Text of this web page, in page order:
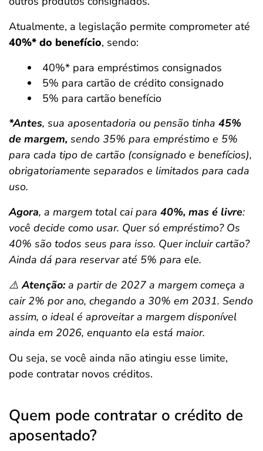
Atualmente, a legislação permite comprometer até
40%* do benefício, sendo:
40%* para empréstimos consignados
5% para cartão de crédito consignado
5% para cartão benefício
*Antes, sua aposentadoria ou pensão tinha 45%
de margem, sendo 35% para empréstimo e 5%
para cada tipo de cartão (consignado e benefícios),
obrigatoriamente separados e limitados para cada
uso.
Agora, a margem total cai para 40%, mas é livre:
você decide como usar. Quer só empréstimo? Os
40% são todos seus para isso. Quer incluir cartão?
Ainda dá para reservar até 5% para ele.
⚠️Atenção:a partir de 2027 a margem começa a
cair 2% por ano, chegando a 30% em 2031. Sendo
assim, o ideal é aproveitar a margem disponível
ainda em 2026, enquanto ela está maior.
Ou seja, se você ainda não atingiu esse limite,
pode contratar novos créditos.
Quem pode contratar o crédito de
aposentado?